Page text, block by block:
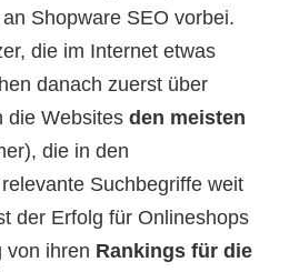
Shopware SEO vorbei.
die im Internet etwas
danach zuerst über
die Websites den meisten
die in den
Suchbegriffe weit
der Erfolg für Onlineshops
von ihren Rankings für die